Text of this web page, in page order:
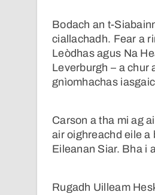
Bodach an t-
ciallachadh. Fear a
Leòdhas agus Na
Leverburgh – a chur
gnìomhachas
Carson a tha mi ag
air oighreachd eile a
Eileanan Siar. Bha i
Rugadh Uilleam